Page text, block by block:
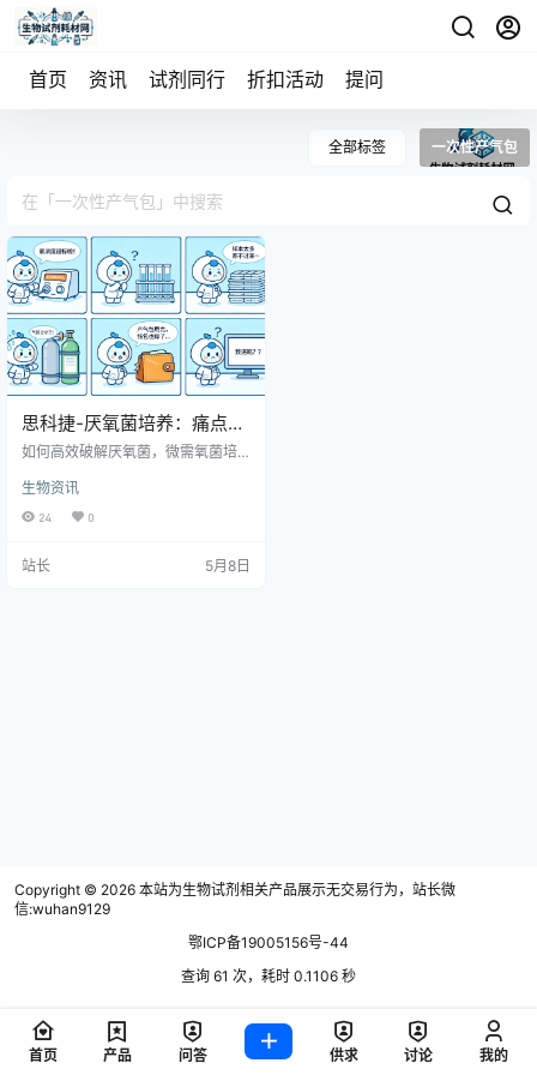
首页 资讯 试剂同行 折扣活动 提问
全部标签 一次性产气包
思科捷-厌氧菌培养：痛点与
精准解决方案
如何高效破解厌氧菌，微需氧菌培
氧微需氧培养系统，一起寻找一站
式解决方案。 厌氧培养的常见难
能受影响，实验容易失败； 样本一
生物资讯
24 0
站长 5月8日
Copyright © 2026 本站为生物试剂相关产品展示无交易行为，站长微
信:wuhan9129
鄂ICP备19005156号-44
查询 61 次，耗时 0.1106 秒
首页 产品 问答 供求 讨论 我的